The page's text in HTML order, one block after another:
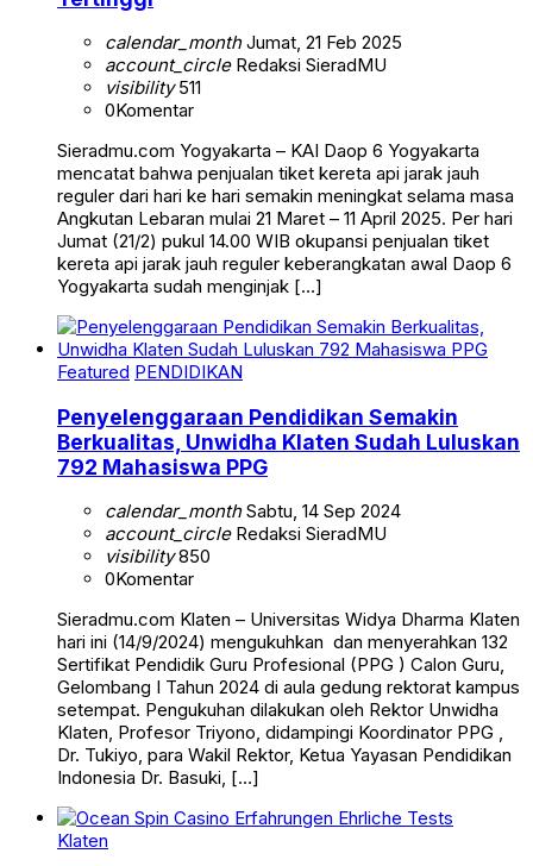
calendar_monthJumat, 21 Feb 2025
account_circleRedaksi SieradMU
visibility511
0Komentar
Sieradmu.com Yogyakarta – KAI Daop 6 Yogyakarta
mencatat bahwa penjualan tiket kereta api jarak jauh
reguler dari hari ke hari semakin meningkat selama masa
Angkutan Lebaran mulai 21 Maret – 11 April 2025. Per hari
Jumat (21/2) pukul 14.00 WIB okupansi penjualan tiket
kereta api jarak jauh reguler keberangkatan awal Daop 6
Yogyakarta sudah menginjak […]
Featured PENDIDIKAN
Penyelenggaraan Pendidikan Semakin
Berkualitas, Unwidha Klaten Sudah Luluskan
792 Mahasiswa PPG
calendar_monthSabtu, 14 Sep 2024
account_circleRedaksi SieradMU
visibility850
0Komentar
Sieradmu.com Klaten – Universitas Widya Dharma Klaten
hari ini (14/9/2024) mengukuhkan dan menyerahkan 132
Sertifikat Pendidik Guru Profesional (PPG ) Calon Guru,
Gelombang I Tahun 2024 di aula gedung rektorat kampus
setempat. Pengukuhan dilakukan oleh Rektor Unwidha
Klaten, Profesor Triyono, didampingi Koordinator PPG ,
Dr. Tukiyo, para Wakil Rektor, Ketua Yayasan Pendidikan
Indonesia Dr. Basuki, […]
Klaten